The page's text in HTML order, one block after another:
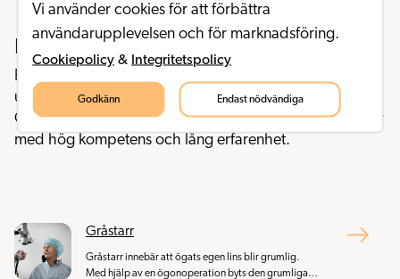
Fler behandlingsområden
På SöderÖgon har vi den senaste utrustningen för att
upptäcka och diagnosticera olika tillstånd i ögat.
Gråstarrskirurgi och refraktiva ingrepp utförs av kirurger
med hög kompetens och lång erfarenhet.
Gråstarr
Gråstarr innebär att ögats egen lins blir grumlig.
Med hjälp av en ögonoperation byts den grumliga
Vi använder cookies för att förbättra
användarupplevelsen och för marknadsföring.
Cookiepolicy & Integritetspolicy
Godkänn Endast nödvändiga